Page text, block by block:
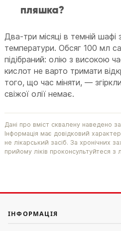
пляшка?
Два-три місяці в темній шафі
температури. Обсяг 100 мл
підібраний: олію з високою
кислот не варто тримати
того, що час міняти, —
свіжої олії немає.
Дані про вміст сквалену наведено
Інформація має довідковий
не лікарський засіб. За хронічних
прийому ліків проконсультуйтеся з
ІНФОРМАЦІЯ